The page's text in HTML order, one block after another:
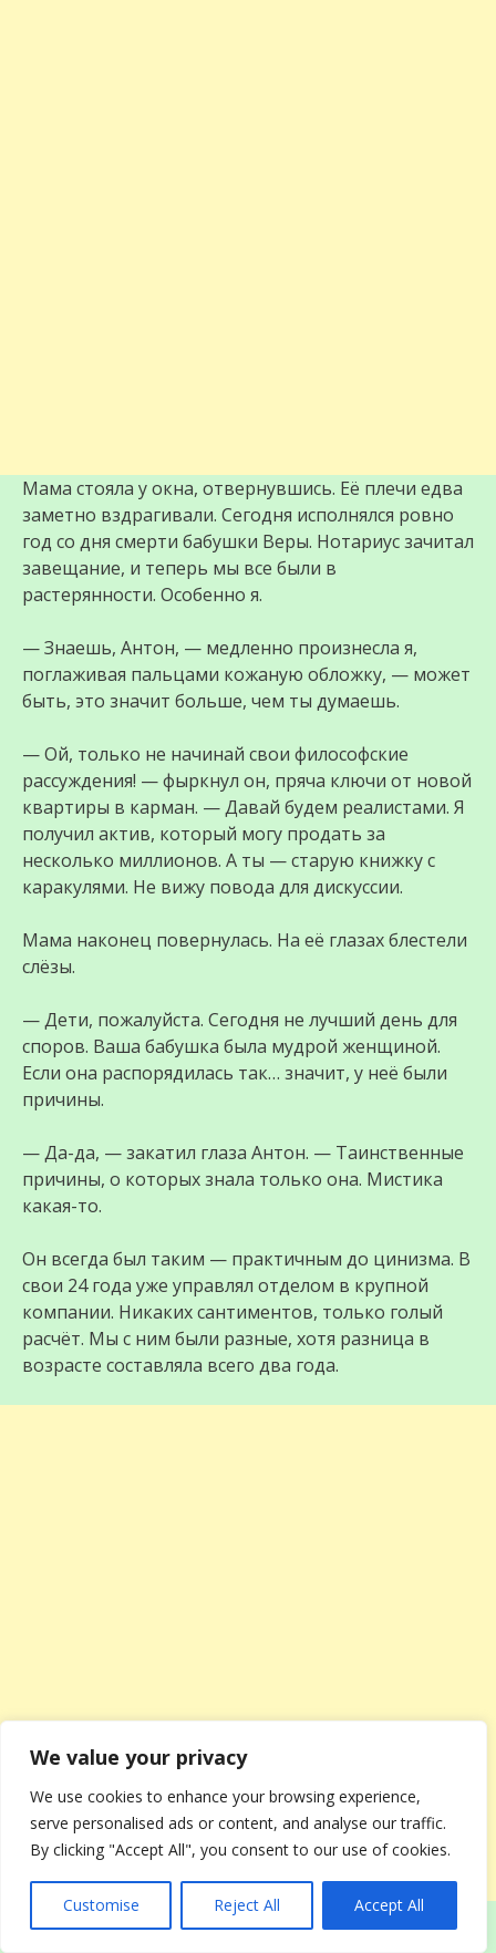
We value your privacy
We use cookies to enhance your browsing experience,
serve personalised ads or content, and analyse our traffic.
By clicking "Accept All", you consent to our use of cookies.
Customise Reject All Accept All
Мама стояла у окна, отвернувшись. Её плечи едва
заметно вздрагивали. Сегодня исполнялся ровно
год со дня смерти бабушки Веры. Нотариус зачитал
завещание, и теперь мы все были в
растерянности. Особенно я.
— Знаешь, Антон, — медленно произнесла я,
поглаживая пальцами кожаную обложку, — может
быть, это значит больше, чем ты думаешь.
— Ой, только не начинай свои философские
рассуждения! — фыркнул он, пряча ключи от новой
квартиры в карман. — Давай будем реалистами. Я
получил актив, который могу продать за
несколько миллионов. А ты — старую книжку с
каракулями. Не вижу повода для дискуссии.
Мама наконец повернулась. На её глазах блестели
слёзы.
— Дети, пожалуйста. Сегодня не лучший день для
споров. Ваша бабушка была мудрой женщиной.
Если она распорядилась так… значит, у неё были
причины.
— Да-да, — закатил глаза Антон. — Таинственные
причины, о которых знала только она. Мистика
какая-то.
Он всегда был таким — практичным до цинизма. В
свои 24 года уже управлял отделом в крупной
компании. Никаких сантиментов, только голый
расчёт. Мы с ним были разные, хотя разница в
возрасте составляла всего два года.
— Я пойду, — он поднялся, натягивая модное